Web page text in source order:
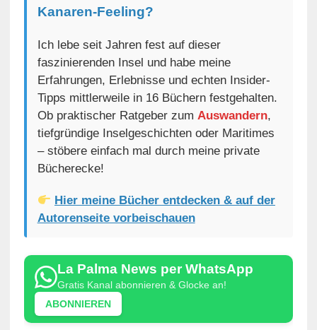
Kanaren-Feeling?
Ich lebe seit Jahren fest auf dieser
faszinierenden Insel und habe meine
Erfahrungen, Erlebnisse und echten Insider-
Tipps mittlerweile in 16 Büchern festgehalten.
Ob praktischer Ratgeber zum Auswandern,
tiefgründige Inselgeschichten oder Maritimes
– stöbere einfach mal durch meine private
Bücherecke!
Hier meine Bücher entdecken & auf der
Autorenseite vorbeischauen
La Palma News per WhatsApp
Gratis Kanal abonnieren & Glocke an!
ABONNIEREN